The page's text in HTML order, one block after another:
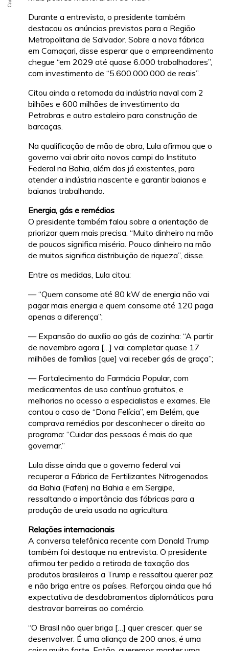
Durante a entrevista, o presidente também
destacou os anúncios previstos para a Região
Metropolitana de Salvador. Sobre a nova fábrica
em Camaçari, disse esperar que o empreendimento
chegue “em 2029 até quase 6.000 trabalhadores”,
com investimento de “5.600.000.000 de reais”.
Citou ainda a retomada da indústria naval com 2
bilhões e 600 milhões de investimento da
Petrobras e outro estaleiro para construção de
barcaças.
Na qualificação de mão de obra, Lula afirmou que o
governo vai abrir oito novos campi do Instituto
Federal na Bahia, além dos já existentes, para
atender a indústria nascente e garantir baianos e
baianas trabalhando.
Energia, gás e remédios
O presidente também falou sobre a orientação de
priorizar quem mais precisa. “Muito dinheiro na mão
de poucos significa miséria. Pouco dinheiro na mão
de muitos significa distribuição de riqueza”, disse.
Entre as medidas, Lula citou:
— “Quem consome até 80 kW de energia não vai
pagar mais energia e quem consome até 120 paga
apenas a diferença”;
— Expansão do auxílio ao gás de cozinha: “A partir
de novembro agora […] vai completar quase 17
milhões de famílias [que] vai receber gás de graça”;
— Fortalecimento do Farmácia Popular, com
medicamentos de uso contínuo gratuitos, e
melhorias no acesso a especialistas e exames. Ele
contou o caso de “Dona Felícia”, em Belém, que
comprava remédios por desconhecer o direito ao
programa: “Cuidar das pessoas é mais do que
governar.”
Lula disse ainda que o governo federal vai
recuperar a Fábrica de Fertilizantes Nitrogenados
da Bahia (Fafen) na Bahia e em Sergipe,
ressaltando a importância das fábricas para a
produção de ureia usada na agricultura.
Relações internacionais
A conversa telefônica recente com Donald Trump
também foi destaque na entrevista. O presidente
afirmou ter pedido a retirada de taxação dos
produtos brasileiros a Trump e ressaltou querer paz
e não briga entre os países. Reforçou ainda que há
expectativa de desdobramentos diplomáticos para
destravar barreiras ao comércio.
“O Brasil não quer briga […] quer crescer, quer se
desenvolver. É uma aliança de 200 anos, é uma